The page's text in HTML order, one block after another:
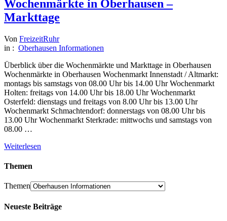
Wochenmärkte in Oberhausen –
Markttage
Von FreizeitRuhr
in : Oberhausen Informationen
Überblick über die Wochenmärkte und Markttage in Oberhausen
Wochenmärkte in Oberhausen Wochenmarkt Innenstadt / Altmarkt:
montags bis samstags von 08.00 Uhr bis 14.00 Uhr Wochenmarkt
Holten: freitags von 14.00 Uhr bis 18.00 Uhr Wochenmarkt
Osterfeld: dienstags und freitags von 8.00 Uhr bis 13.00 Uhr
Wochenmarkt Schmachtendorf: donnerstags von 08.00 Uhr bis
13.00 Uhr Wochenmarkt Sterkrade: mittwochs und samstags von
08.00 …
Weiterlesen
Themen
Themen
Neueste Beiträge